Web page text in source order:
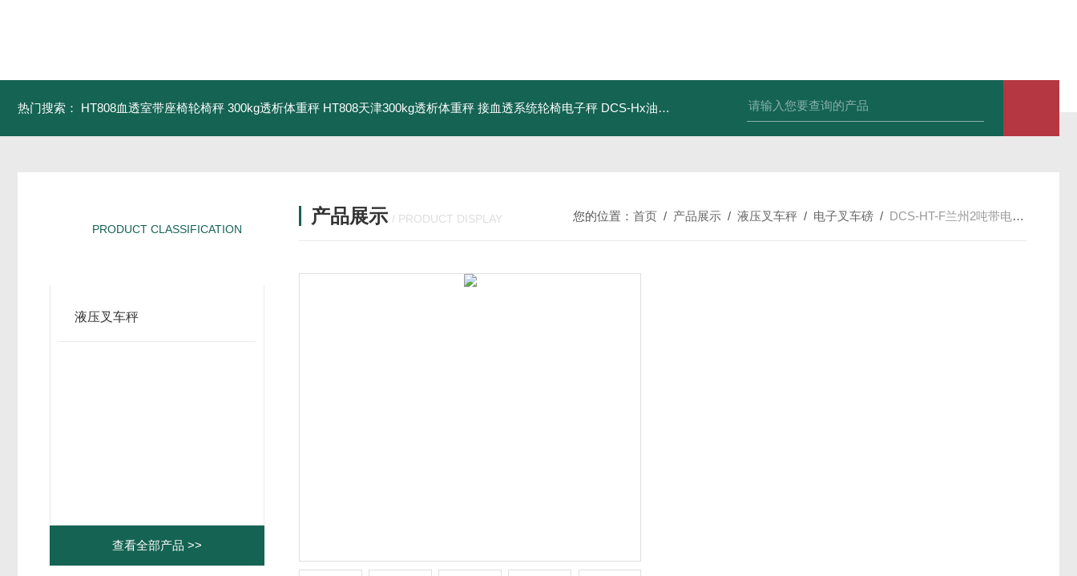
热门搜索： HT808血透室带座椅轮椅秤 300kg透析体重秤 HT808天津300kg透析体重秤 接血透系统轮椅电子秤 DCS-Hx油桶搬运车电子秤 上海350kg防爆倒桶称 HT808300kg带座椅轮椅秤 血透室轮椅
PRODUCT CLASSIFICATION
液压叉车秤
查看全部产品 >>
产品展示 / PRODUCT DISPLAY 您的位置：首页 / 产品展示 /液压叉车秤 / 电子叉车磅 / DCS-HT-F兰州2吨带电子秤液压车